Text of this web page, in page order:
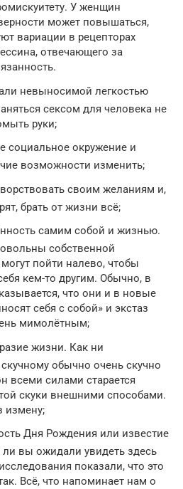
У женщин
может повышаться,
вариации в рецепторах
отвечающего за
невыносимой легкостью
сексом для человека не
руки;
социальное окружение и
возможности изменить;
своим желаниям и,
брать от жизни всё;
самим собой и жизнью.
собственной
пойти налево, чтобы
кем-то другим. Обычно, в
что они и в новые
себя с собой» и экстаз
мимолётным;
жизни. Как ни
обычно очень скучно
всеми силами старается
скуки внешними способами.
измену;
Дня Рождения или известие
ли вы ожидали увидеть здесь
показали, что это
Всё, что напоминает нам о